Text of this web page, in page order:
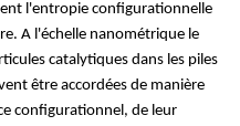
l'entropie configurationnelle
A l'échelle nanométrique le
catalytiques dans les piles
être accordées de manière
configurationnel, de leur